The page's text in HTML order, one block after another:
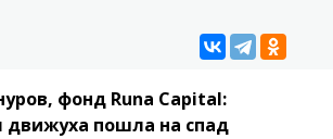
фонд Runa Capital:
движуха пошла на спад